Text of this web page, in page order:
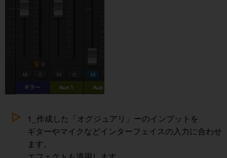
1_作成した「オグジュアリ」ーのインプットを
ギターやマイクなどインターフェイスの入力に合わせ
ます。